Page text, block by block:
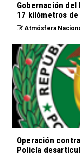
Gobernación del
17 kilómetros
Atmósfera
Operación
Policía